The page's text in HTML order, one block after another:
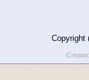
Copyright